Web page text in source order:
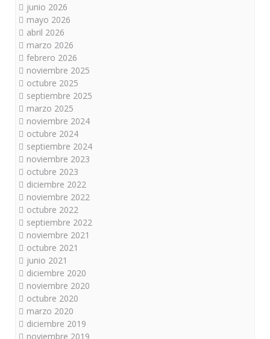
junio 2026
mayo 2026
abril 2026
marzo 2026
febrero 2026
noviembre 2025
octubre 2025
septiembre 2025
marzo 2025
noviembre 2024
octubre 2024
septiembre 2024
noviembre 2023
octubre 2023
diciembre 2022
noviembre 2022
octubre 2022
septiembre 2022
noviembre 2021
octubre 2021
junio 2021
diciembre 2020
noviembre 2020
octubre 2020
marzo 2020
diciembre 2019
noviembre 2019